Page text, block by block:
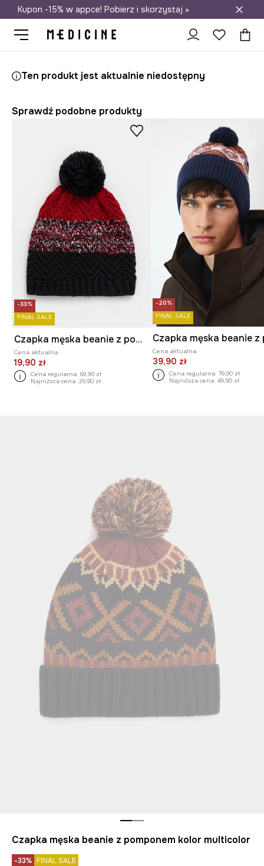
Darmowa dostawa do salonów
Kupon -15% w appce! Pobierz i skorzystaj »
Ten produkt jest aktualnie niedostępny
Sprawdź podobne produkty
-33%
FINAL SALE
Czapka męska beanie z pomponem kolor multicolor
Cena aktualna:
19,90 zł
Cena regularna: 69,90 zł
Najniższa cena: 29,90 zł
-20%
FINAL SALE
Cena aktualna:
39,90 zł
Cena regularna: 79,90 zł
Najniższa cena: 49,90 zł
Czapka męska beanie z pomponem kolor multicolor
-33% FINAL SALE